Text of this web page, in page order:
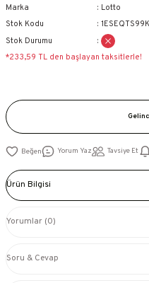
Marka
Lotto
Stok Kodu
Stok Durumu
*233,59 TL den başlayan taksitlerle!
Yorum Yaz Tavsiye Et
Ürün Bilgisi
Yorumlar (0)
Soru & Cevap